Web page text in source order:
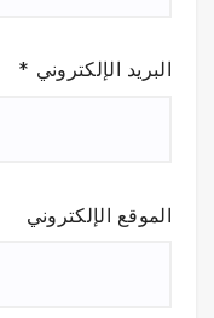
البريد الإلكتروني *
الموقع الإلكتروني